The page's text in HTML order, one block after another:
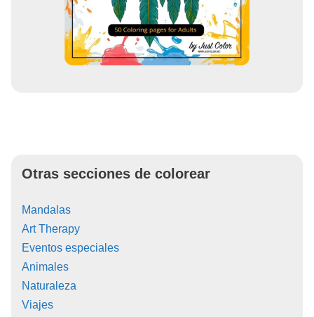
Otras secciones de colorear
Mandalas
Art Therapy
Eventos especiales
Animales
Naturaleza
Viajes